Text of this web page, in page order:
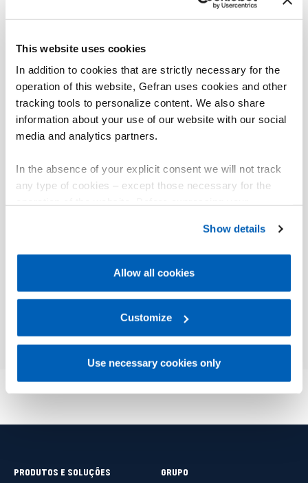
This website uses cookies
In addition to cookies that are strictly necessary for the
operation of this website, Gefran uses cookies and other
tracking tools to personalize content. We also share
information about your use of our website with our social
media and analytics partners.
In the absence of your explicit consent we will not track
any type of cookies – except those necessary for the
Gefran - Cookie
policy.
regarding processing of personal data, at the following
Gefran - Privacy Policy.
Show details
Allow all cookies
Customize
Use necessary cookies only
The integrated digital amplifier processes the signal
on the spot, avoiding EMC problems.
Thanks to the rugged design, this sensors are used in
sensor may get an offset.
After replacing a SL-Sensor, they need to be
recalibrated.
They need a cyclical reset (for cycles >1min.).
Our amplifier can handle the occuring large offset
range.
01 Descrição
PRODUTOS E SOLUÇÕES GRUPO